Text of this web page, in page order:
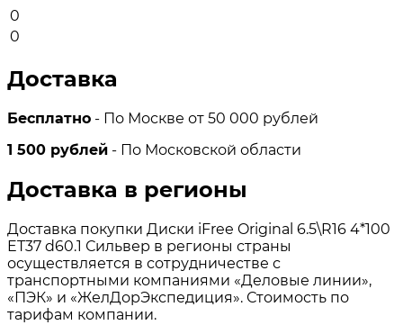
0
0
Доставка
Бесплатно - По Москве от 50 000 рублей
1 500 рублей - По Московской области
Доставка в регионы
Доставка покупки Диски iFree Original 6.5\R16 4*100
ET37 d60.1 Сильвер в регионы страны
осуществляется в сотрудничестве с
транспортными компаниями «Деловые линии»,
«ПЭК» и «ЖелДорЭкспедиция». Стоимость по
тарифам компании.